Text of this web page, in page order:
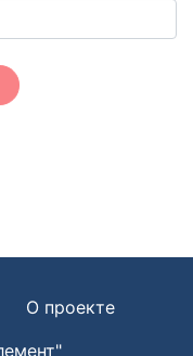
О проекте